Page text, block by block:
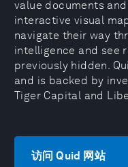
value documents
interactive visual
navigate their way
intelligence and see
previously hidden.
and is backed by
Tiger Capital and
访问 Quid 网站